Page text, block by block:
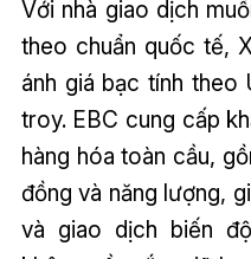
Với nhà giao dịch
theo chuẩn quốc tế,
ánh giá bạc tính theo
troy. EBC cung cấp
hàng hóa toàn cầu,
đồng và năng lượng,
và giao dịch biến